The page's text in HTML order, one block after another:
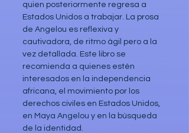
quien posteriormente regresa a
Estados Unidos a trabajar. La prosa
de Angelou es reflexiva y
cautivadora, de ritmo ágil pero a la
vez detallada. Este libro se
recomienda a quienes estén
interesados en la independencia
africana, el movimiento por los
derechos civiles en Estados Unidos,
en Maya Angelou y en la búsqueda
de la identidad.